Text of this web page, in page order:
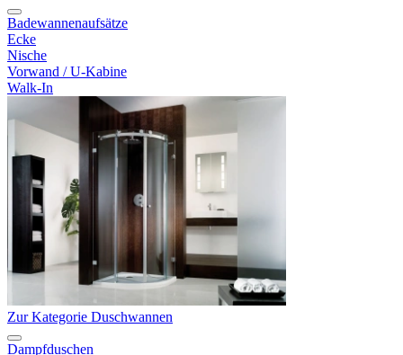
Badewannenaufsätze
Ecke
Nische
Vorwand / U-Kabine
Walk-In
Zur Kategorie Duschwannen
Dampfduschen